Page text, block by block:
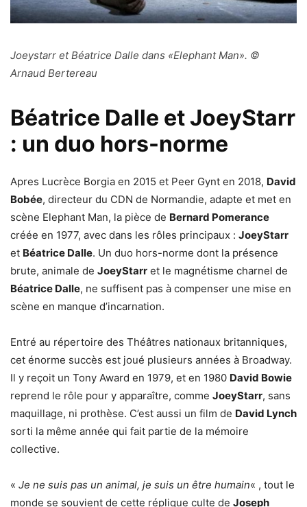
Joeystarr et Béatrice Dalle dans «Elephant Man». ©
Arnaud Bertereau
Béatrice Dalle et JoeyStarr
: un duo hors-norme
Apres Lucrèce Borgia en 2015 et Peer Gynt en 2018, David
Bobée, directeur du CDN de Normandie, adapte et met en
scène Elephant Man, la pièce de Bernard Pomerance
créée en 1977, avec dans les rôles principaux : JoeyStarr
et Béatrice Dalle. Un duo hors-norme dont la présence
brute, animale de JoeyStarr et le magnétisme charnel de
Béatrice Dalle, ne suffisent pas à compenser une mise en
scène en manque d’incarnation.
Entré au répertoire des Théâtres nationaux britanniques,
cet énorme succès est joué plusieurs années à Broadway.
Il y reçoit un Tony Award en 1979, et en 1980 David Bowie
reprend le rôle pour y apparaître, comme JoeyStarr, sans
maquillage, ni prothèse. C’est aussi un film de David Lynch
sorti la même année qui fait partie de la mémoire
collective.
« Je ne suis pas un animal, je suis un être humain« , tout le
monde se souvient de cette réplique culte de Joseph